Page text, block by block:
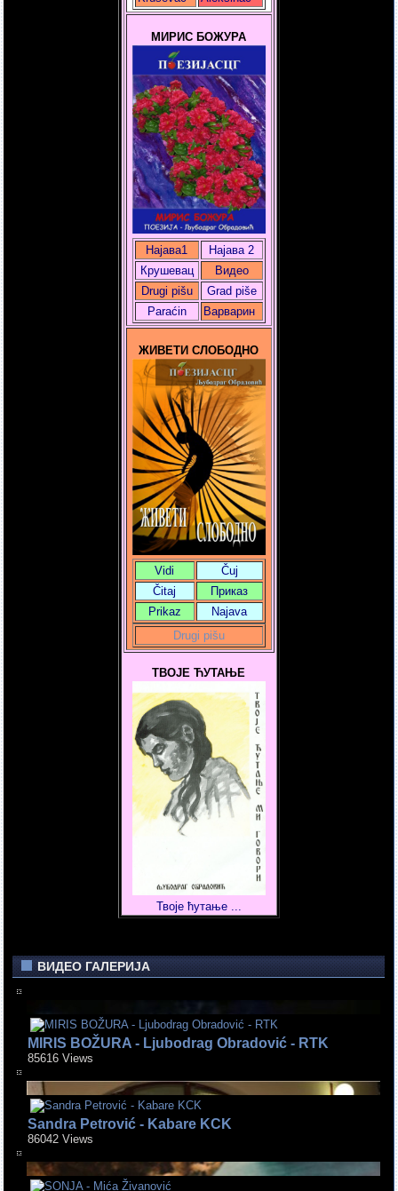
МИРИС БОЖУРА
Најава1
Најава 2
Крушевац
Видео
Drugi pišu
Grad piše
Paraćin
Варварин
ЖИВЕТИ СЛОБОДНО
Vidi
Čuj
Čitaj
Приказ
Prikaz
Najava
Drugi pišu
ТВОЈЕ ЋУТАЊЕ
Твоје ћутање ...
ВИДЕО ГАЛЕРИЈА
MIRIS BOŽURA - Ljubodrag Obradović - RTK
85616 Views
Sandra Petrović - Kabare KCK
86042 Views